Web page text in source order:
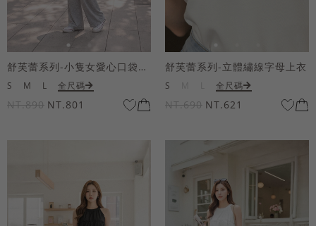
舒芙蕾系列-小隻女愛心口袋寬褲
S M L 全尺碼
NT.890 NT.801
舒芙蕾系列-立體繡線字母上衣
S 全尺碼
NT.690 NT.621